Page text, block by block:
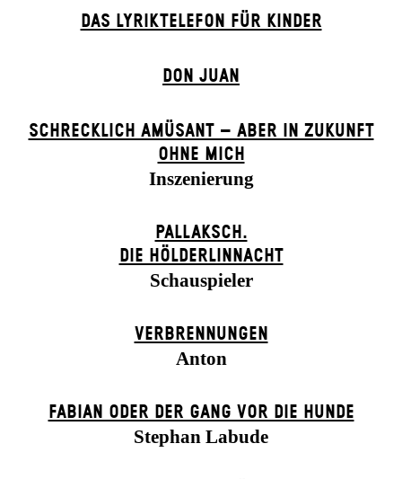
DAS LYRIKTELEFON FÜR KINDER
DON JUAN
SCHRECKLICH AMÜSANT – ABER IN ZUKUNFT
OHNE MICH
Inszenierung
PALLAKSCH.
DIE HÖLDERLINNACHT
Schauspieler
VERBRENNUNGEN
Anton
FABIAN ODER DER GANG VOR DIE HUNDE
Stephan Labude